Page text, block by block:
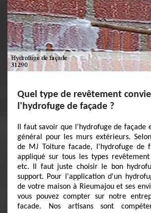
Quel type de revêtement
l'hydrofuge de façade ?
Il faut savoir que l'hydrofuge de façade
général pour les murs extérieurs.
de MJ Toiture facade, l'hydrofuge de
appliqué sur tous les types
etc. Il faut juste choisir le bon
support. Pour l'application d'un
de votre maison à Rieumajou et ses
vous pouvez compter sur notre
facade. Nos artisans sont